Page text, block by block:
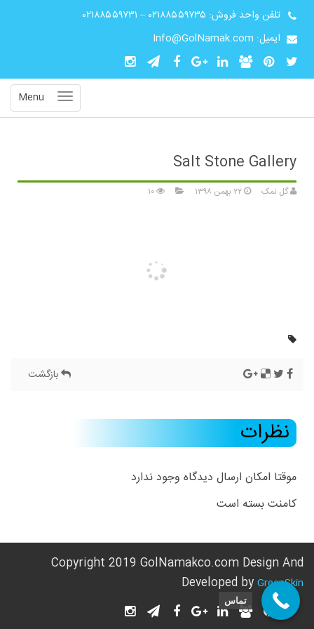
تلفن واحد فروش: ۰۲۱۸۸۵۵۹۷۳۵ – ۰۲۱۸۸۵۵۹۷۳۱
ایمیل: Info@GolNamak.com
Menu
Salt Stone Gallery
گل نمک
بازگشت
نظرات
موقتا امکان ارسال دیدگاه وجود ندارد
کامنت بسته است
Copyright 2019 GolNamakco.com Design And
Developed by GreenSkin
تماس